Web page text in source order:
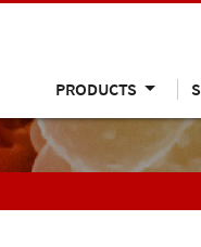
PRODUCTS